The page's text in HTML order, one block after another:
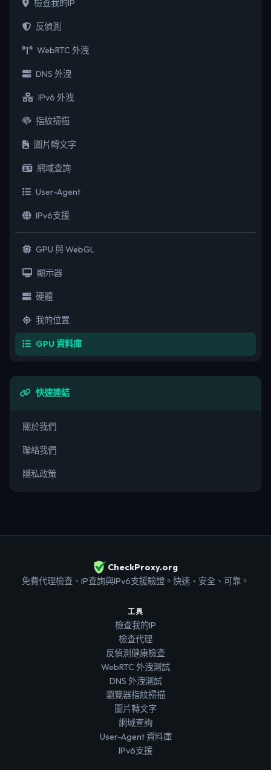
檢查我的IP
反偵測
WebRTC 外洩
DNS 外洩
IPv6 外洩
指紋掃描
圖片轉文字
網域查詢
User-Agent
IPv6支援
GPU 與 WebGL
顯示器
硬體
我的位置
GPU 資料庫
快速連結
關於我們
聯絡我們
隱私政策
CheckProxy.org
免費代理檢查、IP查詢與IPv6支援驗證。快速、安全、可靠。
工具
檢查我的IP
檢查代理
反偵測健康檢查
WebRTC 外洩測試
DNS 外洩測試
瀏覽器指紋掃描
圖片轉文字
網域查詢
User-Agent 資料庫
IPv6支援